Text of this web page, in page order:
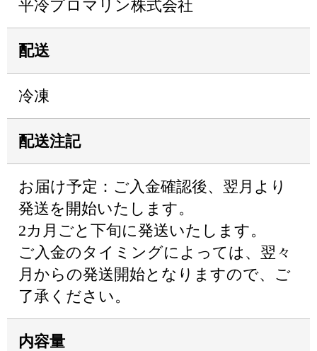
平冷プロマリン株式会社
配送
冷凍
配送注記
お届け予定：ご入金確認後、翌月より
発送を開始いたします。
2カ月ごと下旬に発送いたします。
ご入金のタイミングによっては、翌々
月からの発送開始となりますので、ご
了承ください。
内容量